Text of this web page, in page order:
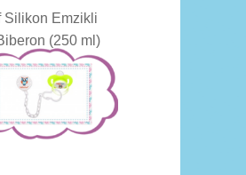
Silikon Emzikli
(250 ml)